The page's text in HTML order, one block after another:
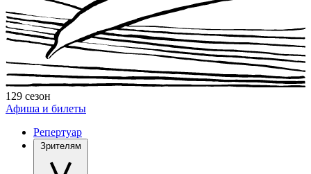
129 сезон
Афиша и билеты
Репертуар
Зрителям